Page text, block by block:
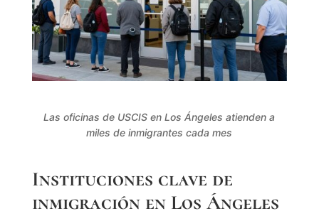
Las oficinas de USCIS en Los Ángeles atienden a
miles de inmigrantes cada mes
Instituciones clave de
inmigración en Los Ángeles